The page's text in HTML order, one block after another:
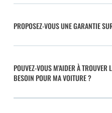
PROPOSEZ-VOUS UNE GARANTIE
POUVEZ-VOUS M'AIDER À TROUVER
BESOIN POUR MA VOITURE ?